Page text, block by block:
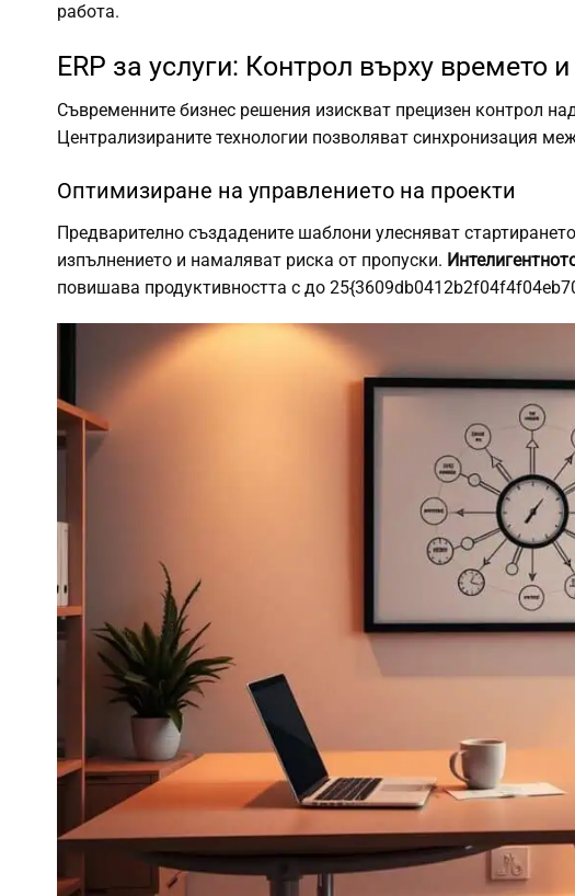
работа.
ERP за услуги: Контрол върху времето
Съвременните бизнес решения изискват прецизен контрол
Централизираните технологии позволяват синхронизация
Оптимизиране на управлението на проекти
Предварително създадените шаблони улесняват
изпълнението и намаляват риска от пропуски.
повишава продуктивността с до